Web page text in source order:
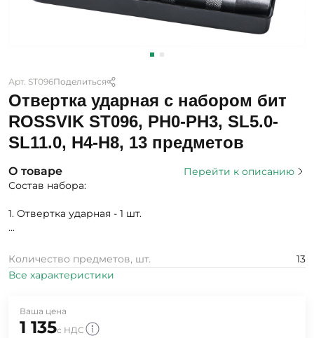
Арт. ST096Поделиться
Отвертка ударная с набором бит
ROSSVIK ST096, PH0-PH3, SL5.0-
SL11.0, H4-H8, 13 предметов
О товаре
Перейти к описанию
Состав набора:
1. Отвертка ударная - 1 шт.
...
Количество предметов, шт.
13
Все характеристики
Ваша цена
1 135с НДС